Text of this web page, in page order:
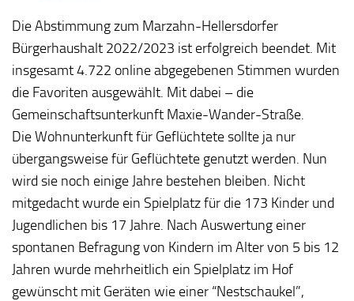
Die Abstimmung zum Marzahn-Hellersdorfer
Bürgerhaushalt 2022/2023 ist erfolgreich beendet. Mit
insgesamt 4.722 online abgegebenen Stimmen wurden
die Favoriten ausgewählt. Mit dabei – die
Gemeinschaftsunterkunft Maxie-Wander-Straße.
Die Wohnunterkunft für Geflüchtete sollte ja nur
übergangsweise für Geflüchtete genutzt werden. Nun
wird sie noch einige Jahre bestehen bleiben. Nicht
mitgedacht wurde ein Spielplatz für die 173 Kinder und
Jugendlichen bis 17 Jahre. Nach Auswertung einer
spontanen Befragung von Kindern im Alter von 5 bis 12
Jahren wurde mehrheitlich ein Spielplatz im Hof
gewünscht mit Geräten wie einer “Nestschaukel”,